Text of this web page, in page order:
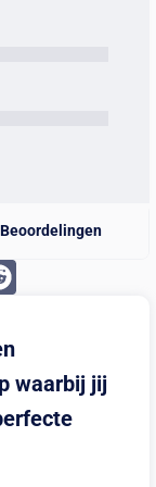
waarbij jij
Beoordelingen